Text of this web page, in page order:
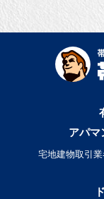
アパマ
宅地建物取引